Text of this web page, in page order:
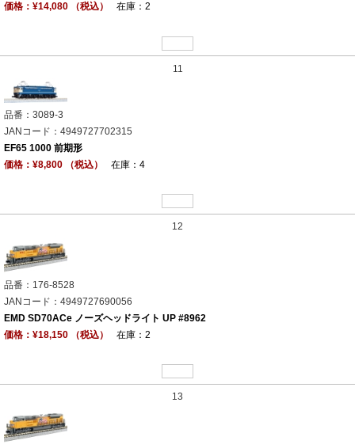
価格：¥14,080 （税込）
在庫：2
11
品番：3089-3
JANコード：4949727702315
EF65 1000 前期形
価格：¥8,800 （税込）
在庫：4
12
品番：176-8528
JANコード：4949727690056
EMD SD70ACe ノーズヘッドライト UP #8962
価格：¥18,150 （税込）
在庫：2
13